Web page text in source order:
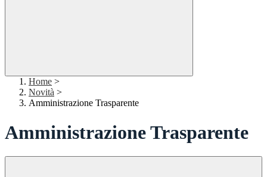
Home >
Novità >
Amministrazione Trasparente
Amministrazione Trasparente